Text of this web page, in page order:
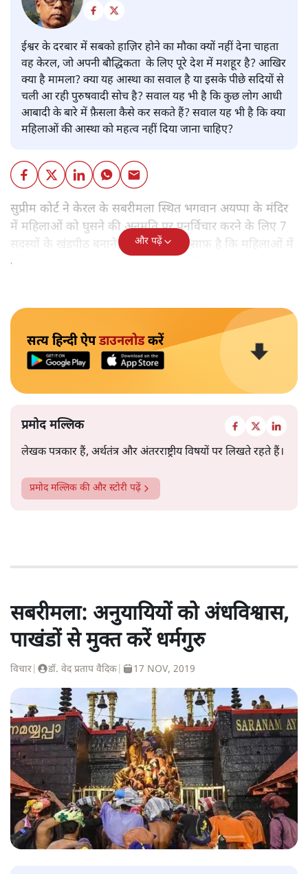
ईश्वर के दरबार में सबको हाज़िर होने का मौका क्यों नहीं देना चाहता
वह केरल, जो अपनी बौद्धिकता के लिए पूरे देश में मशहूर है? आखिर
क्या है मामला? क्या यह आस्था का सवाल है या इसके पीछे सदियों से
चली आ रही पुरुषवादी सोच है? सवाल यह भी है कि कुछ लोग आधी
आबादी के बारे में फ़ैसला कैसे कर सकते हैं? सवाल यह भी है कि क्या
महिलाओं की आस्था को महत्व नहीं दिया जाना चाहिए?
सुप्रीम कोर्ट ने केरल के सबरीमला स्थित भगवान अयप्पा के मंदिर
में महिलाओं को घुसने की अनुमति पर पुनर्विचार करने के लिए 7
सदस्यों के खंडपीठ बनाने को कहा। इससे साफ़ है कि महिलाओं में
मंदिर जाने के फ़ैसले पर सरकार ने रोक नहीं लगाई है।
और पढ़ें
सत्य हिन्दी ऐपडाउनलोडकरें
प्रमोद मल्लिक
लेखक पत्रकार हैं, अर्थतंत्र और अंतरराष्ट्रीय विषयों पर लिखते रहते हैं।
प्रमोद मल्लिक की और स्टोरी पढ़ें
सबरीमला: अनुयायियों को अंधविश्वास,
पाखंडों से मुक्त करें धर्मगुरु
विचार डॉ. वेद प्रताप वैदिक 17 NOV, 2019